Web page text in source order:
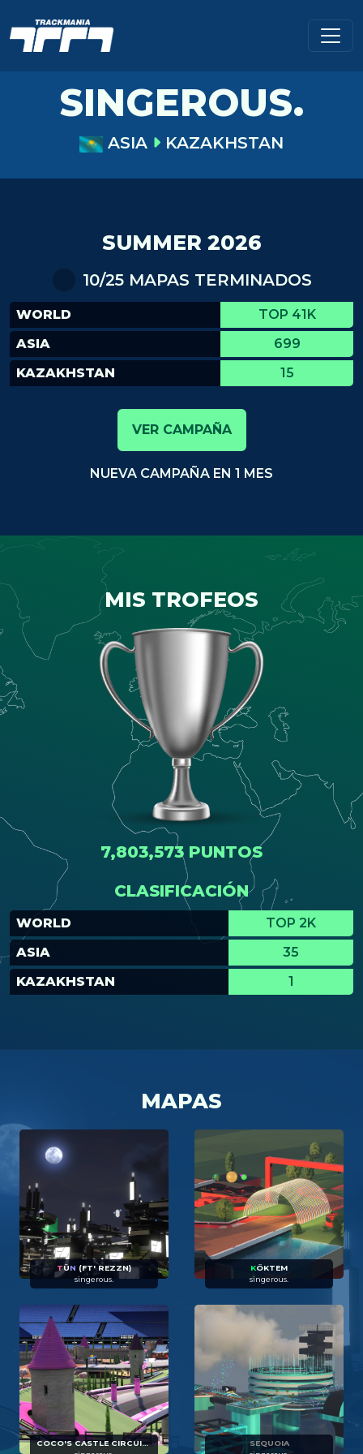
SINGEROUS.
ASIA KAZAKHSTAN
SUMMER 2026
10/25 MAPAS TERMINADOS
WORLD
TOP 41K
ASIA
699
KAZAKHSTAN
15
VER CAMPAÑA
NUEVA CAMPAÑA EN 1 MES
MIS TROFEOS
7,803,573 PUNTOS
CLASIFICACIÓN
WORLD
TOP 2K
ASIA
35
KAZAKHSTAN
1
MAPAS
TÜN (FT' REZZN)
singerous.
KÖKTEM
singerous.
COCO'S CASTLE CIRCUIT [1 LAP]
SEQUOIA